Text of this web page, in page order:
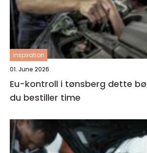
inspiration
01. June 2026
Eu-kontroll i tønsberg dette bør du vite før
du bestiller time